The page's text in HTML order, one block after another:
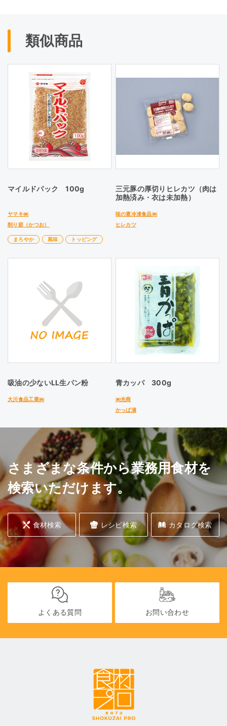
類似商品
マイルドパック 100g
ヤマキ㈱
削り節（かつお）
まろやか 風味 トッピング
三元豚の厚切りヒレカツ（肉は
加熱済み・衣は未加熱）
味の素冷凍食品㈱
ヒレカツ
吸油の少ないLL生パン粉
大川食品工業㈱
青カッパ 300g
㈱光商
かっぱ漬
さまざまな条件から業務用食材を
検索いただけます。
食材検索 レシピ検索 カタログ検索
よくある質問 お問い合わせ